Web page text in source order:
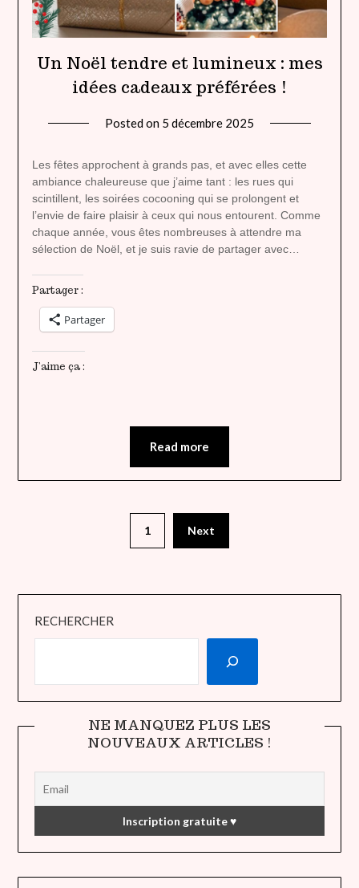
Un Noël tendre et lumineux : mes
idées cadeaux préférées !
Posted on 5 décembre 2025
heavenly
Les fêtes approchent à grands pas, et avec elles cette
ambiance chaleureuse que j’aime tant : les rues qui
scintillent, les soirées cocooning qui se prolongent et
l’envie de faire plaisir à ceux qui nous entourent. Comme
chaque année, vous êtes nombreuses à attendre ma
sélection de Noël, et je suis ravie de partager avec…
Partager :
Partager
J’aime ça :
Read more
1 Next
RECHERCHER
NE MANQUEZ PLUS LES
NOUVEAUX ARTICLES !